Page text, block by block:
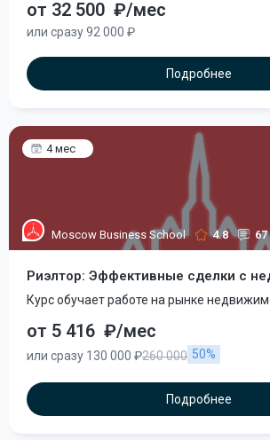
от 32 500 ₽/мес
или сразу 92 000 ₽
Подробнее
4 мес
Moscow Business School 4.8 67
Риэлтор: Эффективные сделки с
Курс обучает работе на рынке
от 5 416 ₽/мес
или сразу 130 000 ₽260 000 50%
Подробнее